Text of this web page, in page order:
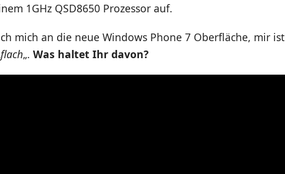
1GHz QSD8650 Prozessor auf.
mich an die neue Windows Phone 7 Oberfläche, mir ist
flach„. Was haltet Ihr davon?